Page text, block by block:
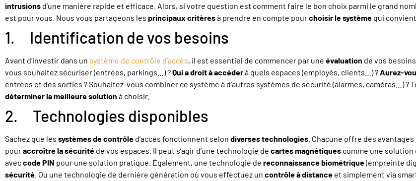
intrusions d’une manière rapide et efficace. Alors, si votre question est comment faire le bon choix parmi le grand
est pour vous. Nous vous partageons les principaux critèresà prendre en compte pourchoisir le système qui
1. Identification de vos besoins
Avant d’investir dans un système de contrôle d’accès, il est essentiel de commencer par une évaluation de vos
vous souhaitez sécuriser (entrées, parkings…) ?Qui a droit à accéderà quels espaces (employés, clients…) ?Aurez-
entrées et des sorties ? Souhaitez-vous combiner ce système à d’autres systèmes de sécurité (alarmes, caméras…) ?
déterminer la meilleure solution à choisir.
2. Technologies disponibles
Sachez que les systèmes de contrôle d’accès fonctionnent selon diverses technologies . Chacune offre des
pouraccroître la sécurité de vos espaces. Il peut s’agir d’une technologie de cartes magnétiques comme une solution
aveccode PIN pour une solution pratique. Également, une technologie de reconnaissance biométrique(empreinte
sécurité . Ou une technologie de dernière génération où vous effectuez un contrôle à distance et simplement via